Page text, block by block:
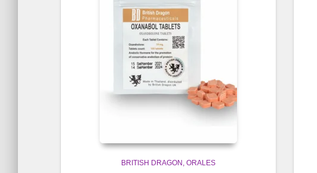
BRITISH DRAGON ORALES